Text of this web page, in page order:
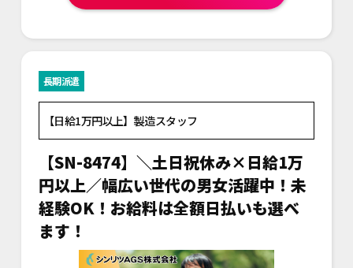
長期派遣
【日給1万円以上】製造スタッフ
【SN-8474】＼土日祝休み×日給1万
円以上／幅広い世代の男女活躍中！未
経験OK！お給料は全額日払いも選べ
ます！